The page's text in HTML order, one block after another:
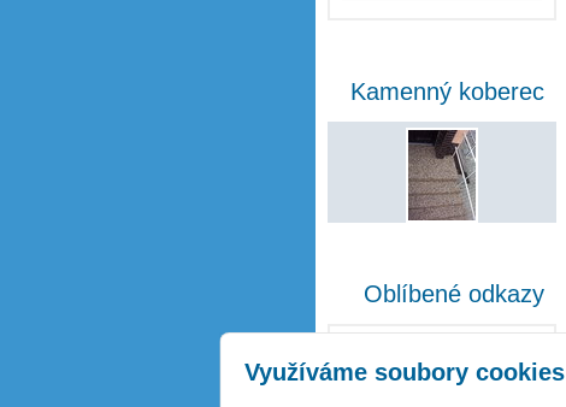
Kamenný koberec
Oblíbené odkazy
Využíváme soubory cookies